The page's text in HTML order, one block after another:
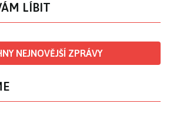
LÍBIT
NEJNOVĚJŠÍ ZPRÁVY